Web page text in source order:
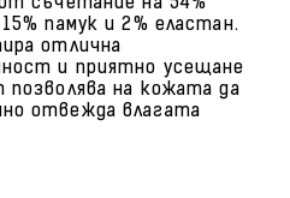
съчетание на 54%
памук и 2% еластан.
отлична
и приятно усещане
на кожата да
отвежда влагата